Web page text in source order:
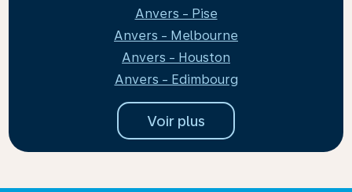
Anvers - Pise
Anvers - Melbourne
Anvers - Houston
Anvers - Edimbourg
Voir plus